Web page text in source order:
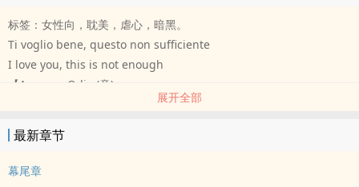
标签：女性向，‌‍耽‌‌美‍‎‎，虐心，暗黑。
Ti voglio bene, questo non sufficiente
I love you, this is not enough
【Amore e Odio (意)
昼与夜（中）】
展开全部
最新章节
幕尾章